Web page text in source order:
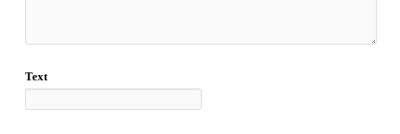
Text